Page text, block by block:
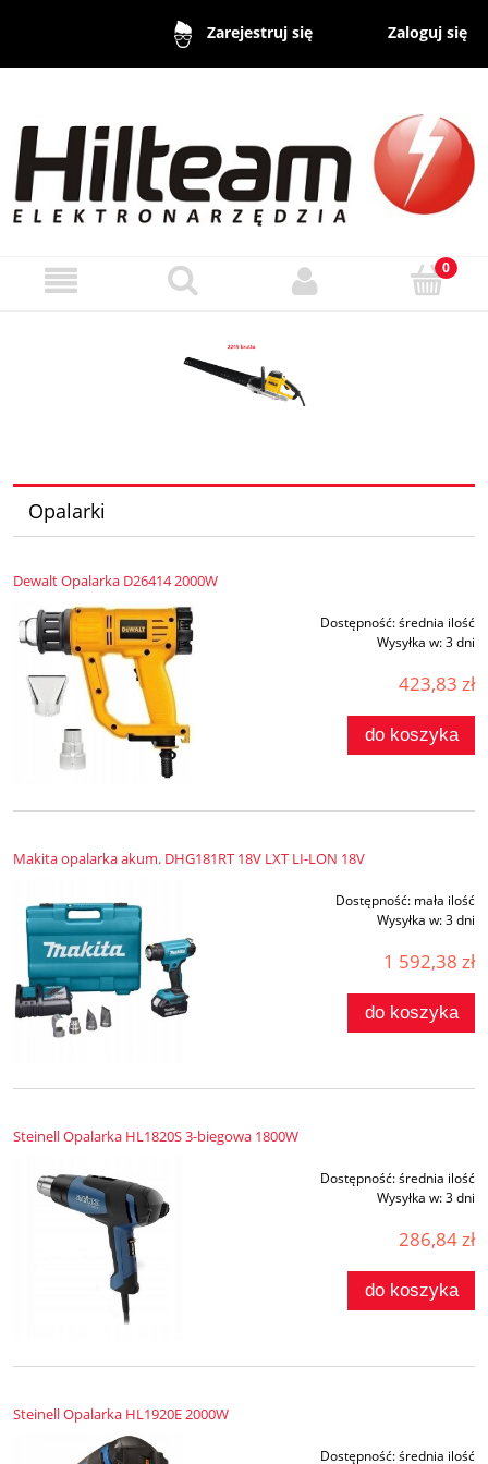
Zarejestruj się Zaloguj się
Opalarki
Dewalt Opalarka D26414 2000W
Dostępność:średnia ilość
Wysyłka w:3 dni
423,83 zł
do koszyka
Makita opalarka akum. DHG181RT 18V LXT LI-LON 18V
Dostępność: mała ilość
Wysyłka w:3 dni
1 592,38 zł
do koszyka
Steinell Opalarka HL1820S 3-biegowa 1800W
Dostępność:średnia ilość
Wysyłka w:3 dni
286,84 zł
do koszyka
Steinell Opalarka HL1920E 2000W
Dostępność:średnia ilość